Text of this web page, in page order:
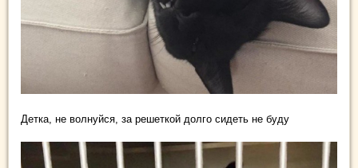
Детка, не волнуйся, за решеткой долго сидеть не буду